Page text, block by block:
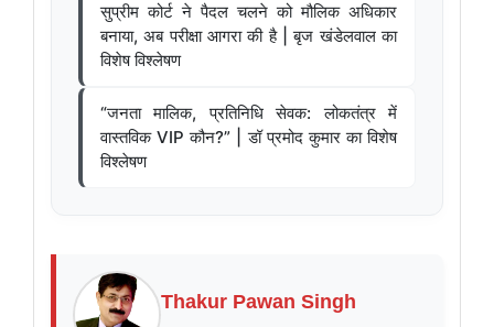
सुप्रीम कोर्ट ने पैदल चलने को मौलिक अधिकार
बनाया, अब परीक्षा आगरा की है | बृज खंडेलवाल का
विशेष विश्लेषण
“जनता मालिक, प्रतिनिधि सेवक: लोकतंत्र में
वास्तविक VIP कौन?” | डॉ प्रमोद कुमार का विशेष
विश्लेषण
Thakur Pawan Singh